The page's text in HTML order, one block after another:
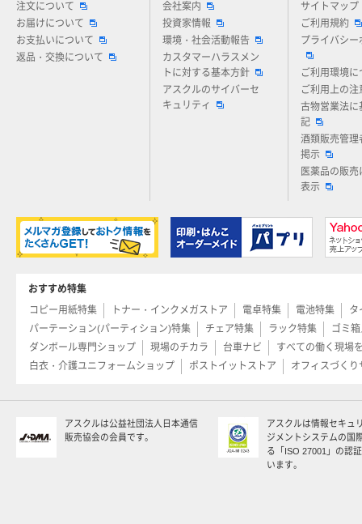
注文について
お届けについて
お支払いについて
返品・交換について
会社案内
投資家情報
環境・社会活動報告
カスタマーハラスメン
トに対する基本方針
アスクルのサイバーセ
キュリティ
サイトマップ
ご利用規約
プライバシー
ご利用環境に
ご利用上の注
古物営業法に
記
酒類販売管理
掲示
医薬品の販売
表示
おすすめ特集
コピー用紙特集
トナー・インクメガストア 電卓特集 電池特集
タ
パーテーション(パーティション)特集
チェア特集 ラック特集
ゴミ
ダンボール専門ショップ
現場のチカラ 台車ナビ
すべての働く現場
白衣・介護ユニフォームショップ
ポストイットストア オフィスづくり
アスクルは公益社団法人日本通信
販売協会の会員です。
アスクルは情報セキュ
ジメントシステムの国
る「ISO 27001」の認
います。